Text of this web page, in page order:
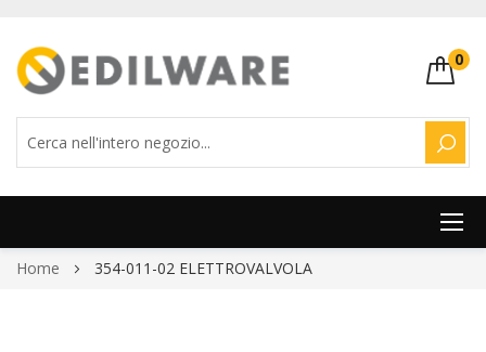
0
Salta
Home 354-011-02 ELETTROVALVOLA